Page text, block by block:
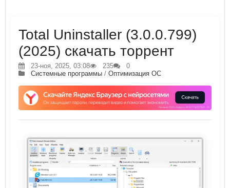
Total Uninstaller (3.0.0.799)
(2025) скачать торрент
23-ноя, 2025, 03:08 235
0
Системные программы / Оптимизация ОС